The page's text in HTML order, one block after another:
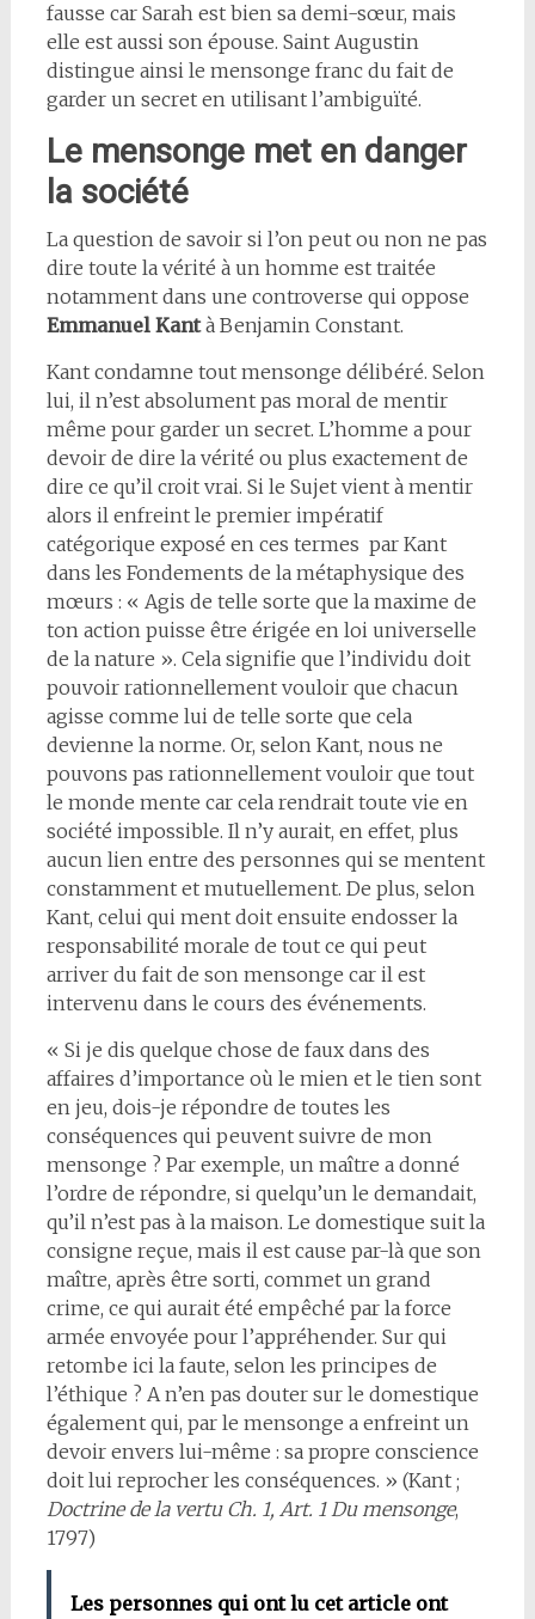
fausse car Sarah est bien sa demi-sœur, mais
elle est aussi son épouse. Saint Augustin
distingue ainsi le mensonge franc du fait de
garder un secret en utilisant l’ambiguïté.
Le mensonge met en danger
la société
La question de savoir si l’on peut ou non ne pas
dire toute la vérité à un homme est traitée
notamment dans une controverse qui oppose
Emmanuel Kantà Benjamin Constant.
Kant condamne tout mensonge délibéré. Selon
lui, il n’est absolument pas moral de mentir
même pour garder un secret. L’homme a pour
devoir de dire la vérité ou plus exactement de
dire ce qu’il croit vrai. Si le Sujet vient à mentir
alors il enfreint le premier impératif
catégorique exposé en ces termes par Kant
dans les Fondements de la métaphysique des
mœurs : « Agis de telle sorte que la maxime de
ton action puisse être érigée en loi universelle
de la nature ». Cela signifie que l’individu doit
pouvoir rationnellement vouloir que chacun
agisse comme lui de telle sorte que cela
devienne la norme. Or, selon Kant, nous ne
pouvons pas rationnellement vouloir que tout
le monde mente car cela rendrait toute vie en
société impossible. Il n’y aurait, en effet, plus
aucun lien entre des personnes qui se mentent
constamment et mutuellement. De plus, selon
Kant, celui qui ment doit ensuite endosser la
responsabilité morale de tout ce qui peut
arriver du fait de son mensonge car il est
intervenu dans le cours des événements.
« Si je dis quelque chose de faux dans des
affaires d’importance où le mien et le tien sont
en jeu, dois-je répondre de toutes les
conséquences qui peuvent suivre de mon
mensonge ? Par exemple, un maître a donné
l’ordre de répondre, si quelqu’un le demandait,
qu’il n’est pas à la maison. Le domestique suit la
consigne reçue, mais il est cause par-là que son
maître, après être sorti, commet un grand
crime, ce qui aurait été empêché par la force
armée envoyée pour l’appréhender. Sur qui
retombe ici la faute, selon les principes de
l’éthique ? A n’en pas douter sur le domestique
également qui, par le mensonge a enfreint un
devoir envers lui-même : sa propre conscience
doit lui reprocher les conséquences. » (Kant ;
Doctrine de la vertu Ch. 1, Art. 1 Du mensonge,
1797)
Les personnes qui ont lu cet article ont